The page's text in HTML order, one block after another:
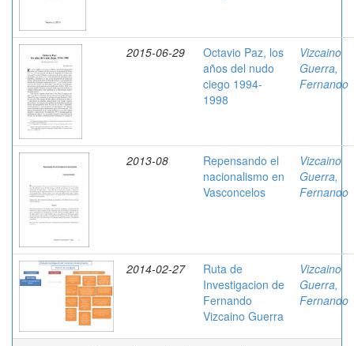
2015-06-29
Octavio Paz, los
años del nudo
ciego 1994-
1998
Vizcaino
Guerra,
Fernando
2013-08
Repensando el
nacionalismo en
Vasconcelos
Vizcaino
Guerra,
Fernando
2014-02-27
Ruta de
Investigacion de
Fernando
Vizcaino Guerra
Vizcaino
Guerra,
Fernando